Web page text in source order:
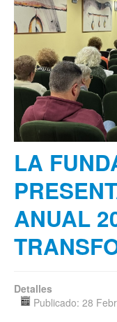
LA
ANUAL
Detalles
Publicado: 28